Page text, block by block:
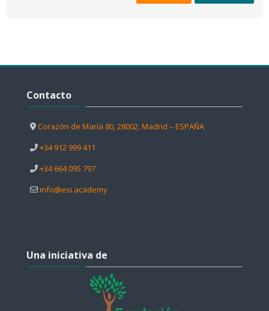
Contacto
Corazón de María 80, 28002, Madrid – ESPAÑA
+34 912 999 411
+34 664 095 797
info@esi.academy
Una iniciativa de